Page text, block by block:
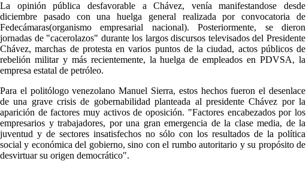
La opinión pública desfavorable a Chávez, venía manifestandose desde
diciembre pasado con una huelga general realizada por convocatoria de
Fedecámaras(organismo empresarial nacional). Posteriormente, se dieron
jornadas de "cacerolazos" durante los largos discursos televisados del Presidente
Chávez, marchas de protesta en varios puntos de la ciudad, actos públicos de
rebelión militar y más recientemente, la huelga de empleados en PDVSA, la
empresa estatal de petróleo.
Para el politólogo venezolano Manuel Sierra, estos hechos fueron el desenlace
de una grave crisis de gobernabilidad planteada al presidente Chávez por la
aparición de factores muy activos de oposición. "Factores encabezados por los
empresarios y trabajadores, por una gran emergencia de la clase media, de la
juventud y de sectores insatisfechos no sólo con los resultados de la política
social y económica del gobierno, sino con el rumbo autoritario y su propósito de
desvirtuar su origen democrático".